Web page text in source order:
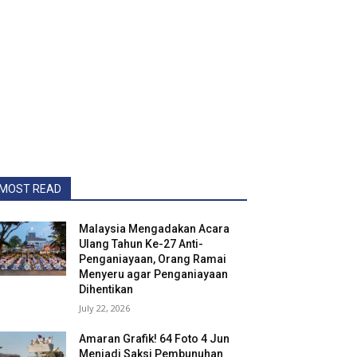
READ
Malaysia Mengadakan Acara
Ulang Tahun Ke-27 Anti-
Penganiayaan, Orang Ramai
Menyeru agar Penganiayaan
Dihentikan
July 22, 2026
Amaran Grafik! 64 Foto 4 Jun
Menjadi Saksi Pembunuhan